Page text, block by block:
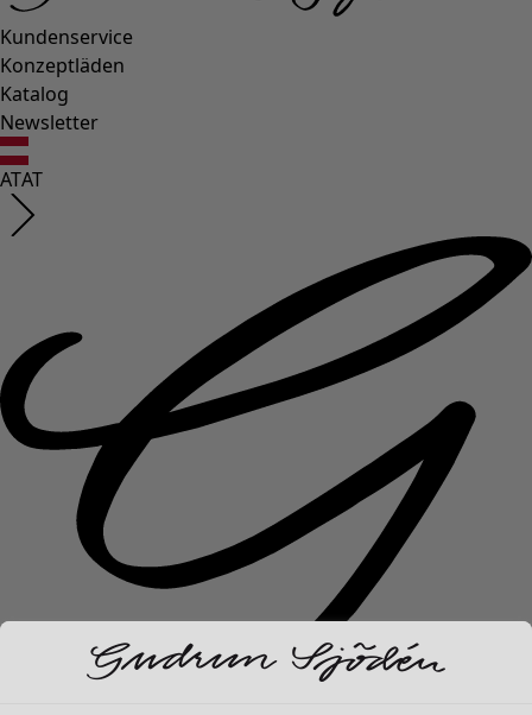
Kundenservice
Konzeptläden
Katalog
Newsletter
ATAT